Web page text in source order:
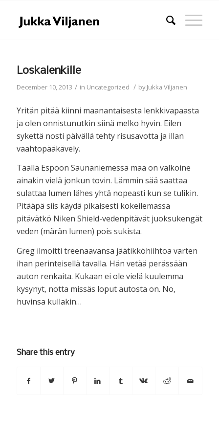
Loskalenkille
December 10, 2013 / in Uncategorized / byJukka Viljanen
Yritän pitää kiinni maanantaisesta lenkkivapaasta
ja olen onnistunutkin siinä melko hyvin. Eilen
sykettä nosti päivällä tehty risusavotta ja illan
vaahtopääkävely.
Täällä Espoon Saunaniemessä maa on valkoine
ainakin vielä jonkun tovin. Lämmin sää saattaa
sulattaa lumen lähes yhtä nopeasti kun se tulikin.
Pitääpä siis käydä pikaisesti kokeilemassa
pitävätkö Niken Shield-vedenpitävät juoksukengät
veden (märän lumen) pois sukista.
Greg ilmoitti treenaavansa jäätikköhiihtoa varten
ihan perinteisellä tavalla. Hän vetää perässään
auton renkaita. Kukaan ei ole vielä kuulemma
kysynyt, notta missäs loput autosta on. No,
huvinsa kullakin…
Share this entry